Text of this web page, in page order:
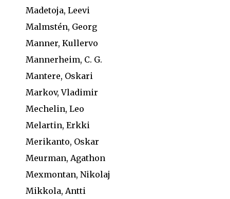
Madetoja, Leevi
Malmstén, Georg
Manner, Kullervo
Mannerheim, C. G.
Mantere, Oskari
Markov, Vladimir
Mechelin, Leo
Melartin, Erkki
Merikanto, Oskar
Meurman, Agathon
Mexmontan, Nikolaj
Mikkola, Antti